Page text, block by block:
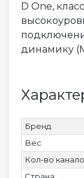
D One,
динамику
Бренд
Вес
Кол-во